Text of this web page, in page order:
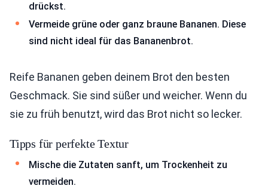
drückst.
Vermeide grüne oder ganz braune Bananen. Diese
sind nicht ideal für das Bananenbrot.
Reife Bananen geben deinem Brot den besten
Geschmack. Sie sind süßer und weicher. Wenn du
sie zu früh benutzt, wird das Brot nicht so lecker.
Tipps für perfekte Textur
Mische die Zutaten sanft, um Trockenheit zu
vermeiden.